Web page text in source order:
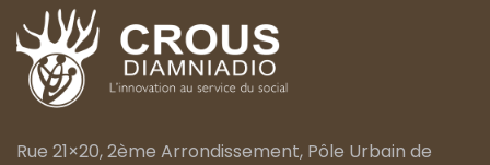
Rue 21×20, 2ème Arrondissement, Pôle Urbain de